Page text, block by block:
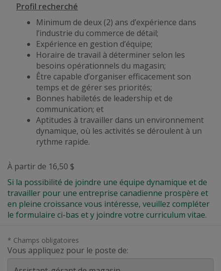
Profil recherché
Minimum de deux (2) ans d’expérience dans
l’industrie du commerce de détail;
Expérience en gestion d’équipe;
Horaire de travail à déterminer selon les
besoins opérationnels du magasin;
Être capable d’organiser efficacement son
temps et de gérer ses priorités;
Bonnes habiletés de leadership et de
communication; et
Aptitudes à travailler dans un environnement
dynamique, où les activités se déroulent à un
rythme rapide.
À partir de 16,50 $
Si la possibilité de joindre une équipe dynamique et de
travailler pour une entreprise canadienne prospère et
en pleine croissance vous intéresse, veuillez compléter
le formulaire ci-bas et y joindre votre curriculum vitae.
* Champs obligatoires
Vous appliquez pour le poste de: